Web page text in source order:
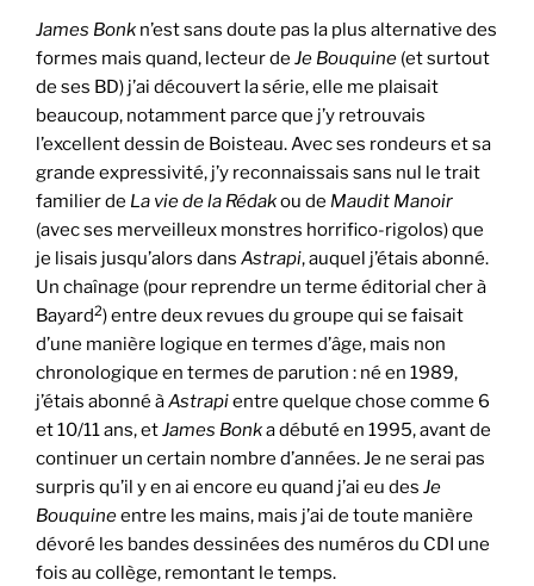
James Bonk n’est sans doute pas la plus alternative des
formes mais quand, lecteur de Je Bouquine (et surtout
de ses BD) j’ai découvert la série, elle me plaisait
beaucoup, notamment parce que j’y retrouvais
l’excellent dessin de Boisteau. Avec ses rondeurs et sa
grande expressivité, j’y reconnaissais sans nul le trait
familier de La vie de la Rédakou de Maudit Manoir
(avec ses merveilleux monstres horrifico-rigolos) que
je lisais jusqu’alors dans Astrapi, auquel j’étais abonné.
Un chaînage (pour reprendre un terme éditorial cher à
Bayard2) entre deux revues du groupe qui se faisait
d’une manière logique en termes d’âge, mais non
chronologique en termes de parution : né en 1989,
j’étais abonné àAstrapientre quelque chose comme 6
et 10/11 ans, etJames Bonka débuté en 1995, avant de
continuer un certain nombre d’années. Je ne serai pas
surpris qu’il y en ai encore eu quand j’ai eu des Je
Bouquineentre les mains, mais j’ai de toute manière
dévoré les bandes dessinées des numéros du CDI une
fois au collège, remontant le temps.